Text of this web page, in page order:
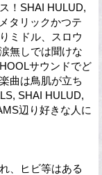
！SHAI HULUD,
タリックかつテ
ミドル、スロウ
無しでは聞けな
サウンドでど
曲は鳥肌が立ち
SHAI HULUD,
辺り好きな人に
、ヒビ等はある